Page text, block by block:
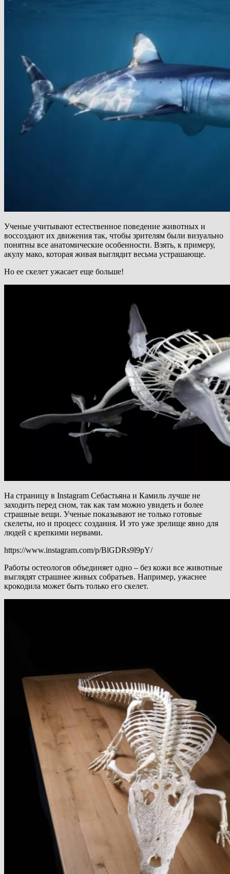
Ученые учитывают естественное поведение животных и
воссоздают их движения так, чтобы зрителям были визуально
понятны все анатомические особенности. Взять, к примеру,
акулу мако, которая живая выглядит весьма устрашающе.
Но ее скелет ужасает еще больше!
На страницу в Instagram Себастьяна и Камиль лучше не
заходить перед сном, так как там можно увидеть и более
страшные вещи. Ученые показывают не только готовые
скелеты, но и процесс создания. И это уже зрелище явно для
людей с крепкими нервами.
https://www.instagram.com/p/BlGDRs9l9pY/
Работы остеологов объединяет одно – без кожи все животные
выглядят страшнее живых собратьев. Например, ужаснее
крокодила может быть только его скелет.